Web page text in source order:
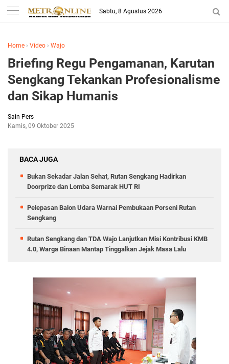
Sabtu, 8 Agustus 2026
Home › Video › Wajo
Briefing Regu Pengamanan, Karutan
Sengkang Tekankan Profesionalisme
dan Sikap Humanis
Sain Pers
Kamis, 09 Oktober 2025
BACA JUGA
Bukan Sekadar Jalan Sehat, Rutan Sengkang Hadirkan
Doorprize dan Lomba Semarak HUT RI
Pelepasan Balon Udara Warnai Pembukaan Porseni Rutan
Sengkang
Rutan Sengkang dan TDA Wajo Lanjutkan Misi Kontribusi KMB
4.0, Warga Binaan Mantap Tinggalkan Jejak Masa Lalu